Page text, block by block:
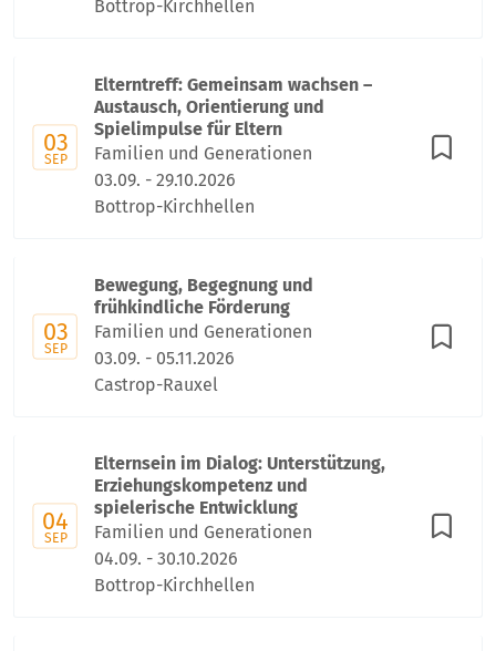
Bottrop-Kirchhellen
03
SEP
Elterntreff: Gemeinsam wachsen –
Austausch, Orientierung und
Spielimpulse für Eltern
Familien und Generationen
03.09. - 29.10.2026
Bottrop-Kirchhellen
03
SEP
Bewegung, Begegnung und
frühkindliche Förderung
Familien und Generationen
03.09. - 05.11.2026
Castrop-Rauxel
04
SEP
Elternsein im Dialog: Unterstützung,
Erziehungskompetenz und
spielerische Entwicklung
Familien und Generationen
04.09. - 30.10.2026
Bottrop-Kirchhellen